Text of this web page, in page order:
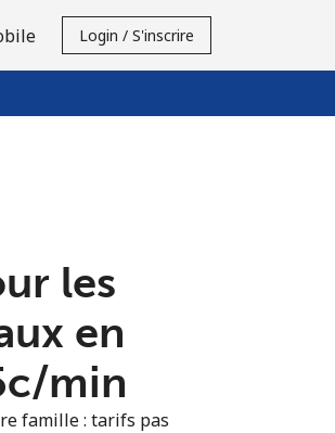
Login / S'inscrire
les
en
min
famille : tarifs pas